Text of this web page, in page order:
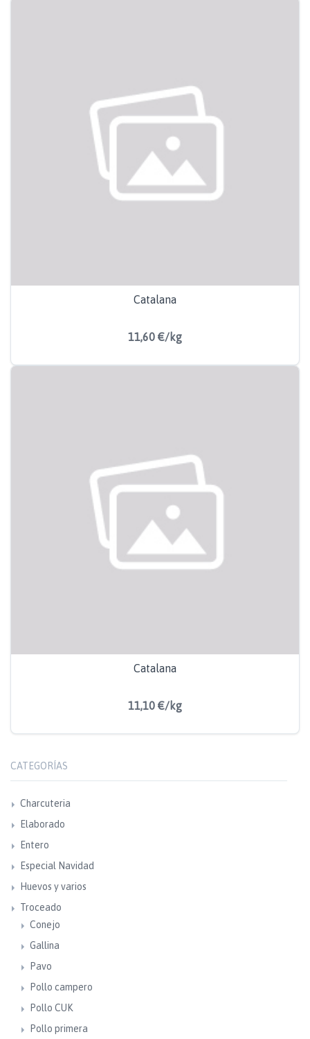
Catalana
11,60 €/kg
Catalana
11,10 €/kg
CATEGORÍAS
Charcuteria
Elaborado
Entero
Especial Navidad
Huevos y varios
Troceado
Conejo
Gallina
Pavo
Pollo campero
Pollo CUK
Pollo primera